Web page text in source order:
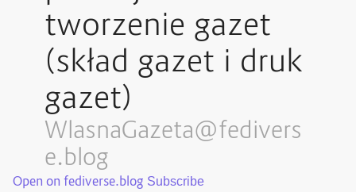
tworzenie gazet
(skład gazet i druk
gazet)
WlasnaGazeta@fedivers
e.blog
Open on fediverse.blog